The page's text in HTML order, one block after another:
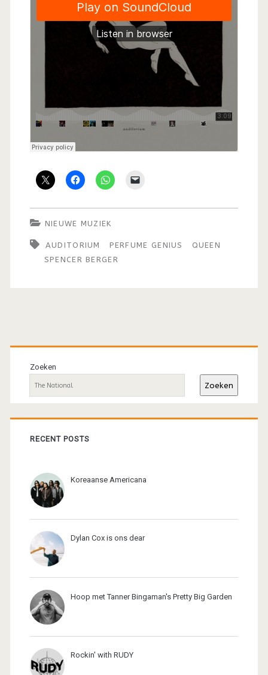
NIEUWE MUZIEK
AUDITORIUM PERFUME GENIUS
QUEEN
SPENCER BERGER
Primaire
sidebar
Zoeken
Zoeken
RECENT POSTS
Koreaanse Americana
Dylan Cox is ons dear
Hoop met Tanner Bingaman's Pretty Big Garden
Rockin' with RUDY